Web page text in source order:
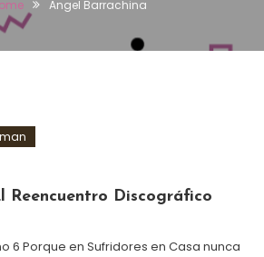
Angel Barrachina
Reencuentro Discográfico
6 Porque en Sufridores en Casa nunca